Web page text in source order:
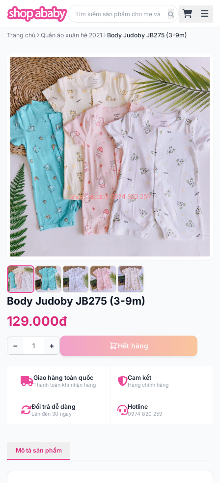
Trang chủ Quần áo xuân hè 2021 Body Judoby JB275 (3-9m)
Body Judoby JB275 (3-9m)
129.000đ
− + Hết hàng
Giao hàng toàn quốc
Thanh toán khi nhận hàng
Cam kết
Hàng chính hãng
Đổi trả dễ dàng
Lên đến 30 ngày
Hotline
0974 820 259
Mô tả sản phẩm